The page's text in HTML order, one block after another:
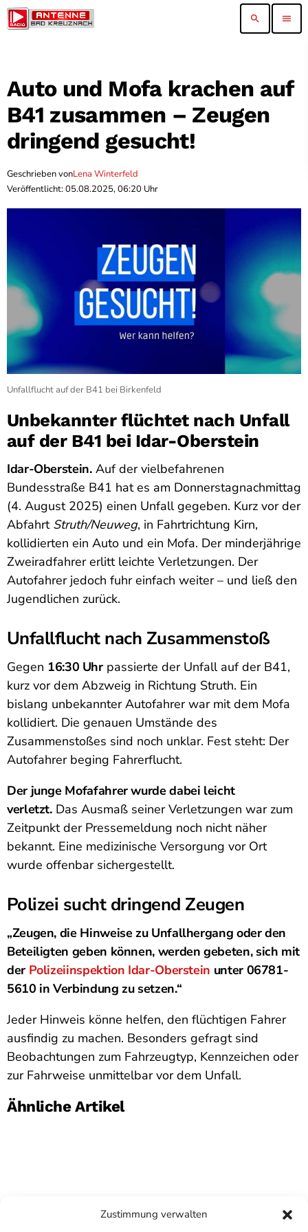
Zustimmung verwalten
search menu
Auto und Mofa krachen auf
B41 zusammen – Zeugen
dringend gesucht!
Geschrieben vonLena Winterfeld
Veröffentlicht: 05.08.2025, 06:20 Uhr
Unfallflucht auf der B41 bei Birkenfeld
Unbekannter flüchtet nach Unfall
auf der B41 bei Idar-Oberstein
Idar-Oberstein.Auf der vielbefahrenen
Bundesstraße B41 hat es am Donnerstagnachmittag
(4. August 2025) einen Unfall gegeben. Kurz vor der
Abfahrt Struth/Neuweg, in Fahrtrichtung Kirn,
kollidierten ein Auto und ein Mofa. Der minderjährige
Zweiradfahrer erlitt leichte Verletzungen. Der
Autofahrer jedoch fuhr einfach weiter – und ließ den
Jugendlichen zurück.
Unfallflucht nach Zusammenstoß
Gegen 16:30 Uhrpassierte der Unfall auf der B41,
kurz vor dem Abzweig in Richtung Struth. Ein
bislang unbekannter Autofahrer war mit dem Mofa
kollidiert. Die genauen Umstände des
Zusammenstoßes sind noch unklar. Fest steht: Der
Autofahrer beging Fahrerflucht.
Der junge Mofafahrer wurde dabei leicht
verletzt.Das Ausmaß seiner Verletzungen war zum
Zeitpunkt der Pressemeldung noch nicht näher
bekannt. Eine medizinische Versorgung vor Ort
wurde offenbar sichergestellt.
Polizei sucht dringend Zeugen
„Zeugen, die Hinweise zu Unfallhergang oder den
Beteiligten geben können, werden gebeten, sich mit
der Polizeiinspektion Idar-Oberstein unter 06781-
5610 in Verbindung zu setzen.“
Jeder Hinweis könne helfen, den flüchtigen Fahrer
ausfindig zu machen. Besonders gefragt sind
Beobachtungen zum Fahrzeugtyp, Kennzeichen oder
zur Fahrweise unmittelbar vor dem Unfall.
Ähnliche Artikel